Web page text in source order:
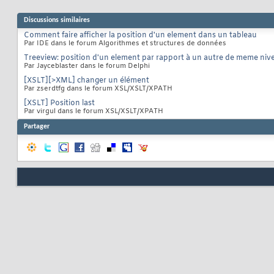
Discussions similaires
Comment faire afficher la position d'un element dans un tableau
Par IDE dans le forum Algorithmes et structures de données
Treeview: position d'un element par rapport à un autre de meme
Par Jayceblaster dans le forum Delphi
[XSLT][>XML] changer un élément
Par zserdtfg dans le forum XSL/XSLT/XPATH
[XSLT] Position last
Par virgul dans le forum XSL/XSLT/XPATH
Partager